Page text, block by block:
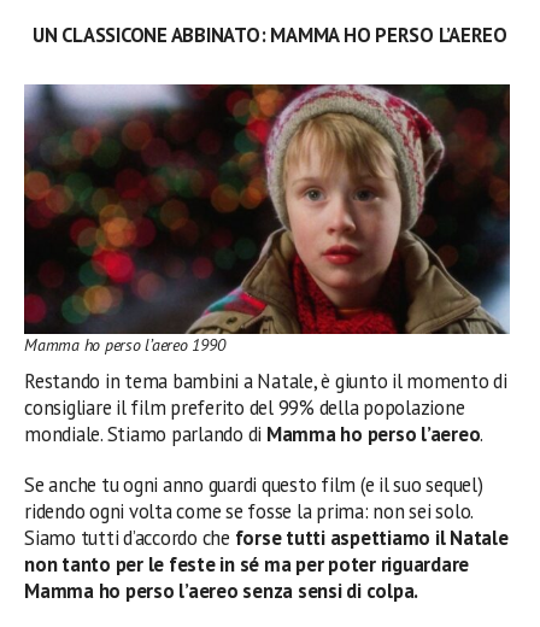
UN CLASSICONE ABBINATO: MAMMA HO PERSO L’AEREO
Mamma ho perso l’aereo 1990
Restando in tema bambini a Natale, è giunto il momento di
consigliare il film preferito del 99% della popolazione
mondiale. Stiamo parlando di Mamma ho perso l’aereo.
Se anche tu ogni anno guardi questo film (e il suo sequel)
ridendo ogni volta come se fosse la prima: non sei solo.
Siamo tutti d’accordo che forse tutti aspettiamo il Natale
non tanto per le feste in sé ma per poter riguardare
Mamma ho perso l’aereo senza sensi di colpa.